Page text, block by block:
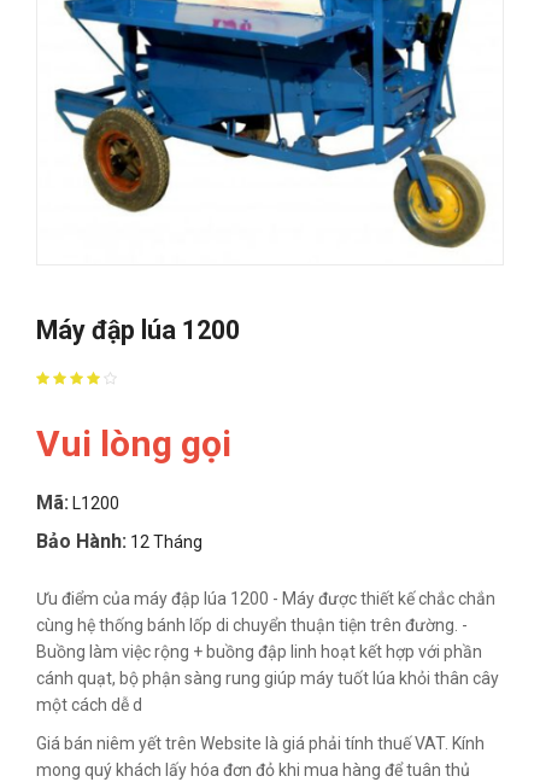
Máy đập lúa 1200
Vui lòng gọi
Mã: L1200
Bảo Hành: 12 Tháng
Ưu điểm của máy đập lúa 1200 - Máy được thiết kế chắc chắn
cùng hệ thống bánh lốp di chuyển thuận tiện trên đường. -
Buồng làm việc rộng + buồng đập linh hoạt kết hợp với phần
cánh quạt, bộ phận sàng rung giúp máy tuốt lúa khỏi thân cây
một cách dễ d
Giá bán niêm yết trên Website là giá phải tính thuế VAT. Kính
mong quý khách lấy hóa đơn đỏ khi mua hàng để tuân thủ